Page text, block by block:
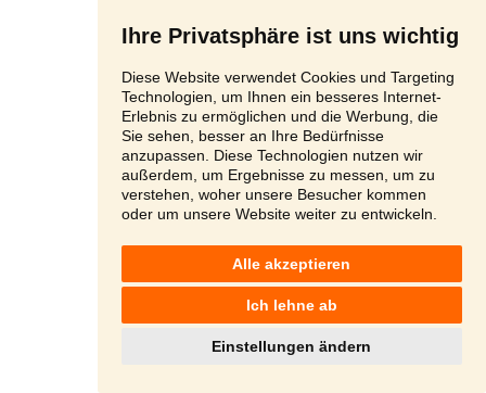
Ihre Privatsphäre ist uns wichtig
Diese Website verwendet Cookies und Targeting
Technologien, um Ihnen ein besseres Internet-
Erlebnis zu ermöglichen und die Werbung, die
Sie sehen, besser an Ihre Bedürfnisse
anzupassen. Diese Technologien nutzen wir
außerdem, um Ergebnisse zu messen, um zu
verstehen, woher unsere Besucher kommen
oder um unsere Website weiter zu entwickeln.
Alle akzeptieren
Ich lehne ab
Einstellungen ändern